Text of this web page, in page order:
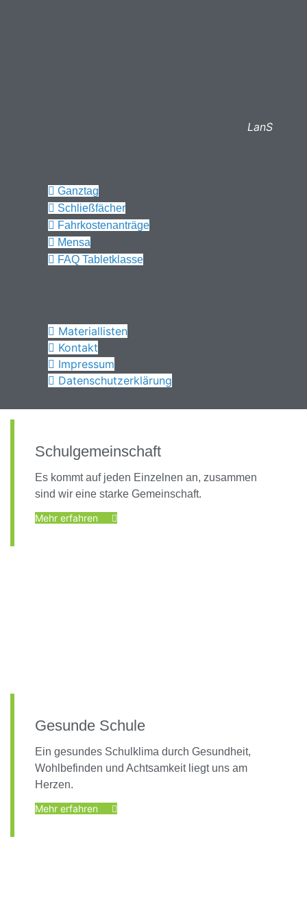
LanS
Ganztag
Schließfächer
Fahrkostenanträge
Mensa
FAQ Tabletklasse
Materiallisten
Kontakt
Impressum
Datenschutzerklärung
Schulgemeinschaft
Es kommt auf jeden Einzelnen an, zusammen
sind wir eine starke Gemeinschaft.
Mehr erfahren
Gesunde Schule
Ein gesundes Schulklima durch Gesundheit,
Wohlbefinden und Achtsamkeit liegt uns am
Herzen.
Mehr erfahren